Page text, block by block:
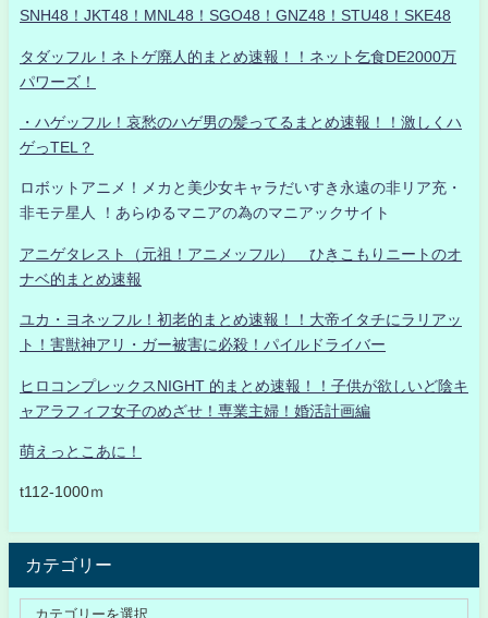
SNH48！JKT48！MNL48！SGO48！GNZ48！STU48！SKE48
タダッフル！ネトゲ廃人的まとめ速報！！ネット乞食DE2000万
パワーズ！
・ハゲッフル！哀愁のハゲ男の髪ってるまとめ速報！！激しくハ
ゲっTEL？
ロボットアニメ！メカと美少女キャラだいすき永遠の非リア充・
非モテ星人 ！あらゆるマニアの為のマニアックサイト
アニゲタレスト（元祖！アニメッフル） ひきこもりニートのオ
ナベ的まとめ速報
ユカ・ヨネッフル！初老的まとめ速報！！大帝イタチにラリアッ
ト！害獣神アリ・ガー被害に必殺！パイルドライバー
ヒロコンプレックスNIGHT 的まとめ速報！！子供が欲しいど陰キ
ャアラフィフ女子のめざせ！専業主婦！婚活計画編
萌えっとこあに！
t112-1000ｍ
カテゴリー